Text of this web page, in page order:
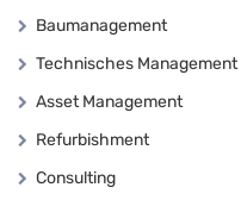
Baumanagement
Technisches Management
Asset Management
Refurbishment
Consulting